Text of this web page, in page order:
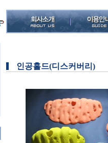
인공홀드(디스커버리)